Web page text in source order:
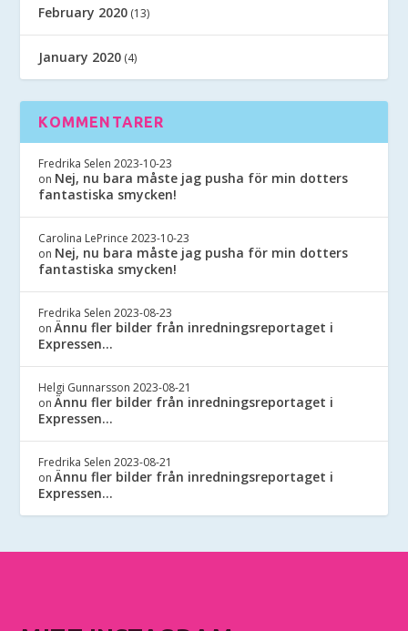
February 2020 (13)
January 2020 (4)
KOMMENTARER
Fredrika Selen 2023-10-23
on Nej, nu bara måste jag pusha för min dotters
fantastiska smycken!
Carolina LePrince 2023-10-23
on Nej, nu bara måste jag pusha för min dotters
fantastiska smycken!
Fredrika Selen 2023-08-23
onÄnnu fler bilder från inredningsreportaget i
Expressen…
Helgi Gunnarsson 2023-08-21
onÄnnu fler bilder från inredningsreportaget i
Expressen…
Fredrika Selen 2023-08-21
onÄnnu fler bilder från inredningsreportaget i
Expressen…